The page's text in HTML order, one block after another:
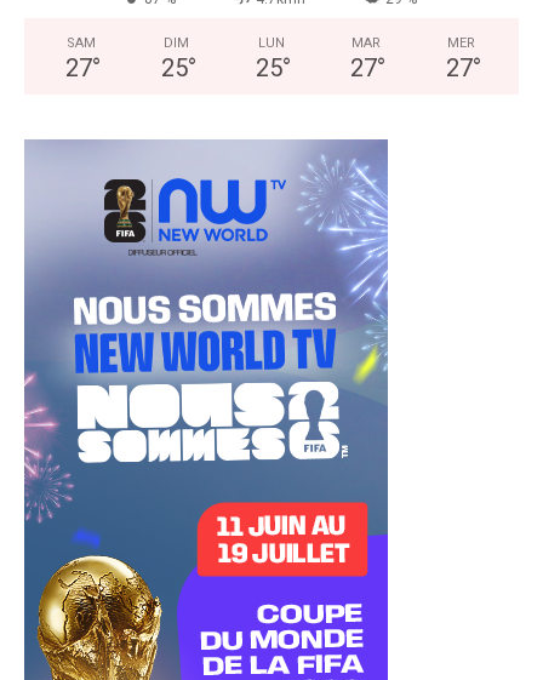
SAM
27°
DIM
25°
LUN
25°
MAR
27°
MER
27°